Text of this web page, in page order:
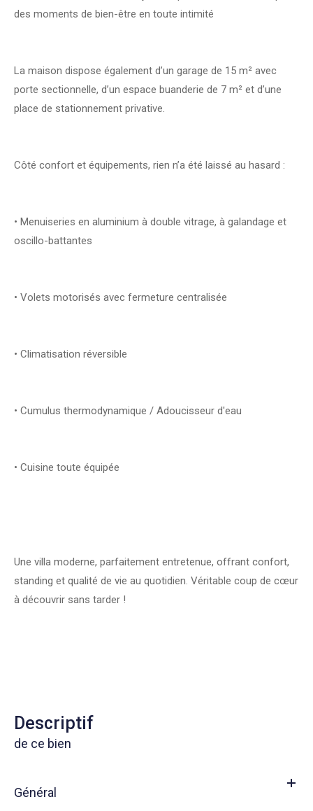
des moments de bien-être en toute intimité
La maison dispose également d’un garage de 15 m² avec
porte sectionnelle, d’un espace buanderie de 7 m² et d’une
place de stationnement privative.
Côté confort et équipements, rien n’a été laissé au hasard :
• Menuiseries en aluminium à double vitrage, à galandage et
oscillo-battantes
• Volets motorisés avec fermeture centralisée
• Climatisation réversible
• Cumulus thermodynamique / Adoucisseur d'eau
• Cuisine toute équipée
Une villa moderne, parfaitement entretenue, offrant confort,
standing et qualité de vie au quotidien. Véritable coup de cœur
à découvrir sans tarder !
descriptif
de ce bien
Général